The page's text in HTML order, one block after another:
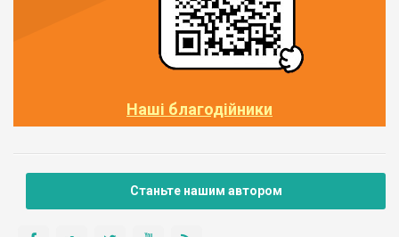
Наші благодійники
Станьте нашим автором